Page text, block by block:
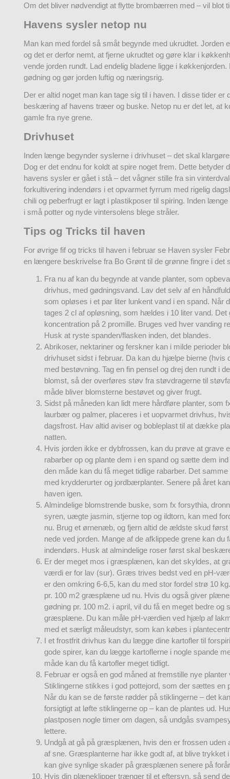
Om det bliver nødvendigt at flytte brombærren med – vil blot
Havens sysler netop nu
Man kan med fordel så småt begynde med ukrudtet. Jorden
og det er derfor nemt, at fjerne ukrudtet og gøre klar i
vende jorden rundt. Lad endelig bladene ligge i køkkenjorden.
gødning og gør jorden luftig og næringsrig.
Der er altid noget man kan tage sig til i haven. I disse tider er
beskæring af havens træer og buske. Netop nu er det let, at
gamle fra nye grene.
Drivhuset
Inden længe begynder syslerne i drivhuset – det skal
Dog er det endnu for koldt at spire noget frem. Dette betyder
havens sysler er gået i stå – det vågner stille fra sin
forkultivering indendørs i et opvarmet fyrrum med rigelig
chili og peberfrugt er lagt i plastikposer til spiring. Inden
i små potter og nyde vintersolens blege stråler.
Tips og Tricks til haven
For øvrige fif og tricks til haven i februar se Haven sysler
en længere beskrivelse fra Bo Grønt til de grønne fingre i det
Fra nu af kan du begynde at vande planter, som
drivhus, med gødningsvand. Lav det selv af en
som opløses i et par liter lunkent vand i en spand. Når
tages 2 cl af opløsning, som hældes i 10 liter vand. Det
koncentration på 2 promille. Bruges ved hver vanding
Husk at ryste spanden/flasken inden, det blandes.
Abrikoser, nektariner og ferskner kan i milde perioder
drivhuset sidst i februar. Da kan du hjælpe bierne (hvis
med bestøvning. Tag en fin pensel og drej den rundt i
blomst, så der overføres støv fra støvdragerne til
måde bliver blomsterne bestøvet og giver frugt.
Sidst på måneden kan lidt mere hårdføre planter, som
laurbær og palmer, placeres i et uopvarmet drivhus,
dagsfrost. Hav altid aviser og bobleplast til at dække
natten.
Hvis jorden ikke er dybfrossen, kan du prøve at grave
rabarber op og plante dem i en spand og sætte dem
den måde kan du få meget tidlige rabarber. Det
med krydderurter og jordbærplanter. Senere på året
haven igen.
Almindelige blomstrende buske, som fx forsythia,
syren, uægte jasmin, stjerne top og ildtorn, kan med
nu. Brug et ørnenæb, og fjern altid de ældste skud først
nede ved jorden. Mange af de afklippede grene kan du
indendørs. Husk at almindelige roser først skal
Er der meget mos i græsplænen, kan det skyldes, at
værdi er for lav (sur). Græs trives bedst ved en pH-
er den omkring 6-6,5, kan du med stor fordel strø 10
pr. 100 m2 græsplæne ud nu. Hvis du også giver
gødning pr. 100 m2. i april, vil du få en meget bedre og
græsplæne. Du kan måle pH-værdien ved hjælp af
med et særligt måleudstyr, som kan købes i
I et frostfrit drivhus kan du lægge dine kartofler til
gode spirer, kan du lægge kartoflerne i nogle spande
måde kan du få kartofler meget tidligt.
Februar er også en god måned at fremstille nye planter
Stiklingerne stikkes i god pottejord, som der sættes en
Når du kan se de første rødder på stiklingerne – det
forsigtigt at løfte stiklingerne op – kan de plantes ud.
plastposen nogle timer om dagen, så undgås
lettere.
Undgå at gå på græsplænen, hvis den er frossen
af sne. Græsplanterne har ikke godt af, at blive trykket
kan give synlige skader på græsplænen senere på
Hvis din plæneklipper trænger til et eftersyn, så send